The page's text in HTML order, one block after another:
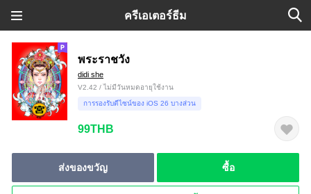
ครีเอเตอร์ธีม
พระราชวัง
didi she
V2.42 / ไม่มีวันหมดอายุใช้งาน
การรองรับดีไซน์ของ iOS 26 บางส่วน
99THB
ส่งของขวัญ ซื้อ